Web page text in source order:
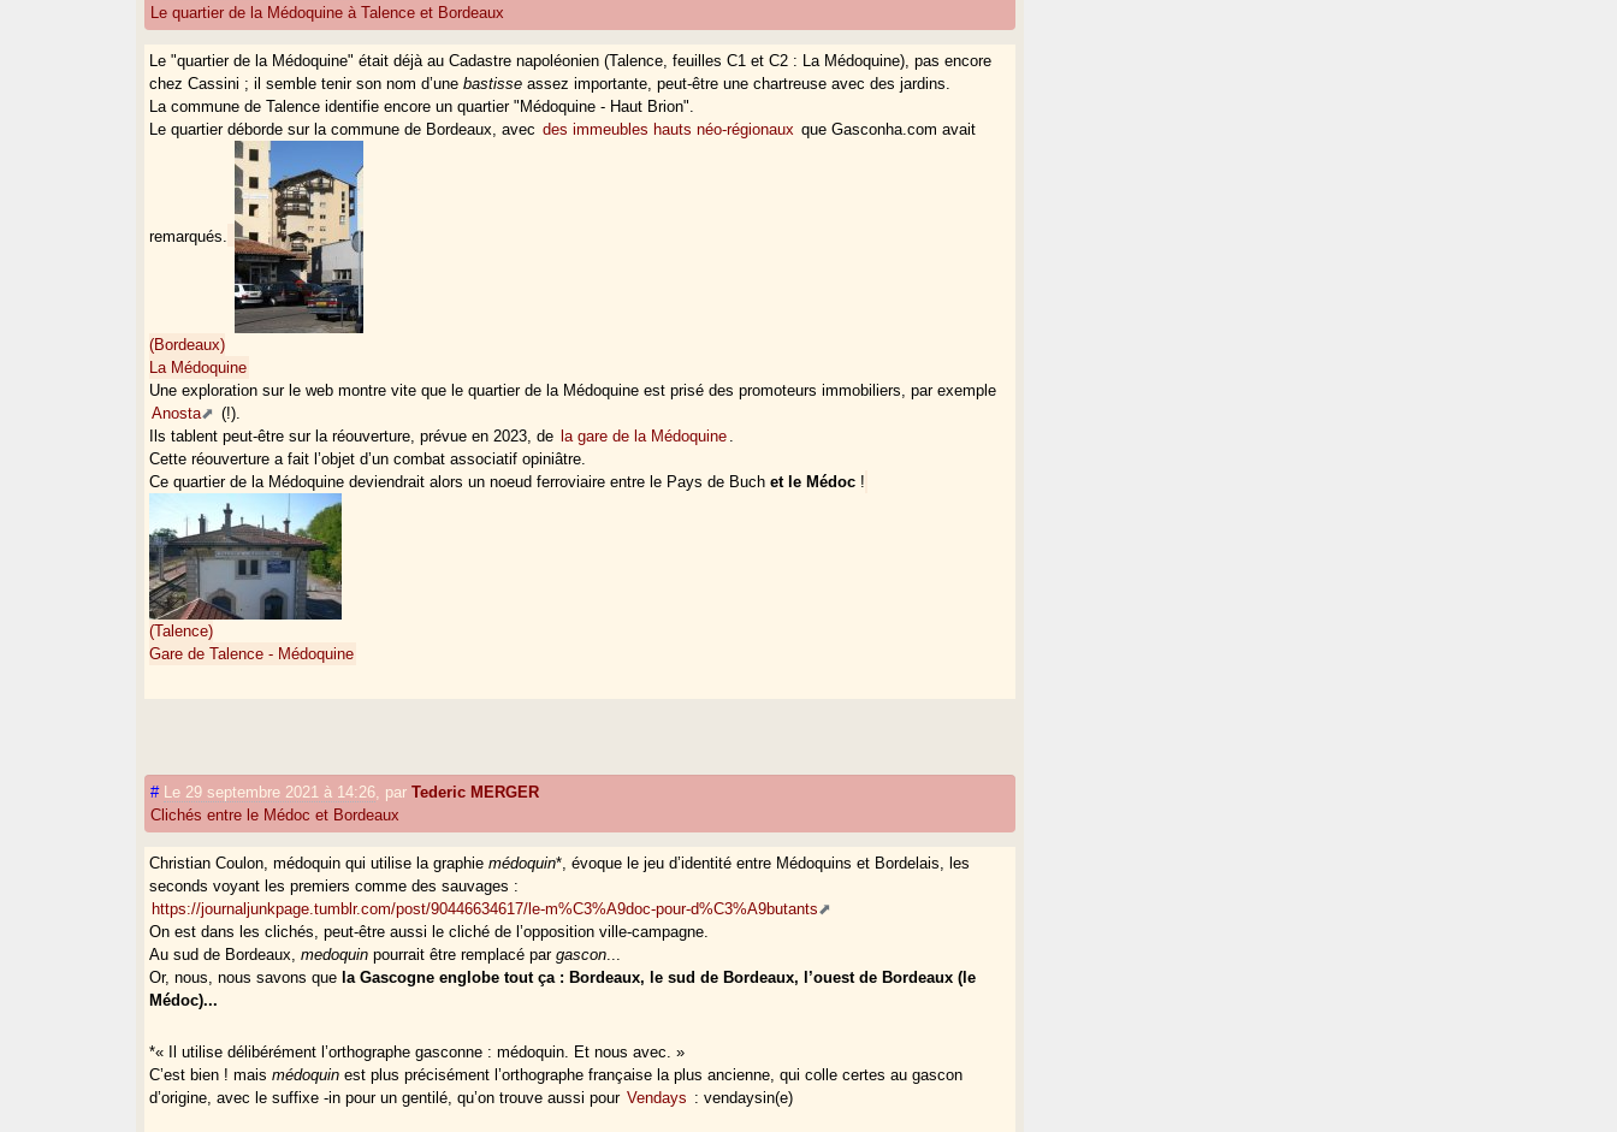
Le quartier de la Médoquine à Talence et Bordeaux
Le "quartier de la Médoquine" était déjà au Cadastre napoléonien (Talence, feuilles C1 et C2 : La Médoquine), pas encore
chez Cassini ; il semble tenir son nom d’unebastisse assez importante, peut-être une chartreuse avec des jardins.
La commune de Talence identifie encore un quartier "Médoquine - Haut Brion".
Le quartier déborde sur la commune de Bordeaux, avec des immeubles hauts néo-régionaux que Gasconha.com avait
remarqués.
(Bordeaux)
La Médoquine
Une exploration sur le web montre vite que le quartier de la Médoquine est prisé des promoteurs immobiliers, par exemple
Anosta
(!).
Ils tablent peut-être sur la réouverture, prévue en 2023, de la gare de la Médoquine
Cette réouverture a fait l’objet d’un combat associatif opiniâtre.
Ce quartier de la Médoquine deviendrait alors un noeud ferroviaire entre le Pays de Buchet le Médoc !
(Talence)
Gare de Talence - Médoquine
# Le 29 septembre 2021 à 14:26 parTederic MERGER
Clichés entre le Médoc et Bordeaux
Christian Coulon, médoquin qui utilise la graphiemédoquin*, évoque le jeu d’identité entre Médoquins et Bordelais, les
seconds voyant les premiers comme des sauvages :
https://journaljunkpage.tumblr.com/post/90446634617/le-m%C3%A9doc-pour-d%C3%A9butants
On est dans les clichés, peut-être aussi le cliché de l’opposition ville-campagne.
Au sud de Bordeaux,medoquin pourrait être remplacé pargascon
Or, nous, nous savons quela Gascogne englobe tout ça : Bordeaux, le sud de Bordeaux, l’ouest de Bordeaux (le
Médoc)...
*« Il utilise délibérément l’orthographe gasconne : médoquin. Et nous avec. »
C’est bien ! maismédoquin est plus précisément l’orthographe française la plus ancienne, qui colle certes au gascon
d’origine, avec le suffixe -in pour un gentilé, qu’on trouve aussi pour Vendays : vendaysin(e)